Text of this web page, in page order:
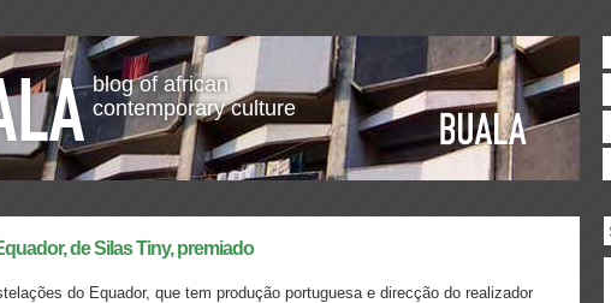
blog of african
contemporary culture
de Silas Tiny, premiado
do Equador, que tem produção portuguesa e direcção do realizador